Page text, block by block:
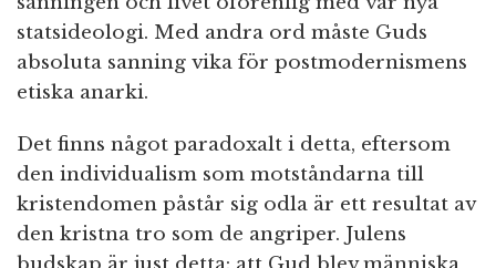
statsideologi. Med andra ord måste Guds
absoluta sanning vika för postmodernismens
etiska anarki.
Det finns något paradoxalt i detta, eftersom
den individualism som motståndarna till
kristendomen påstår sig odla är ett resultat av
den kristna tro som de angriper. Julens